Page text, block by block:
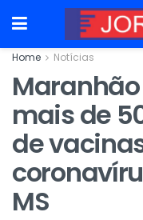
Home Notícias
mais de
de
MS